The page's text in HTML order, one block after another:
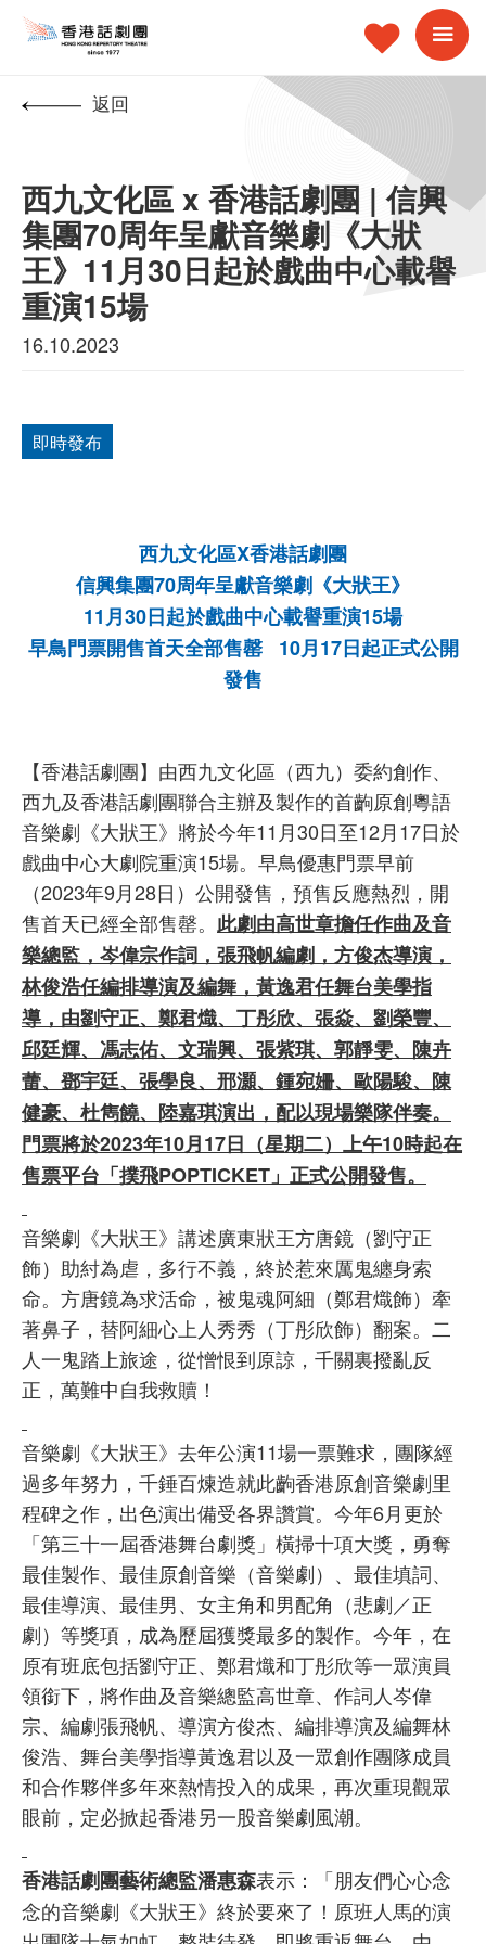
返回
西九文化區 x 香港話劇團 | 信興
集團70周年呈獻音樂劇《大狀
王》11月30日起於戲曲中心載譽
重演15場
16.10.2023
即時發布
西九文化區X香港話劇團
信興集團70周年呈獻音樂劇《大狀王》
11月30日起於戲曲中心載譽重演15場
早鳥門票開售首天全部售罄 10月17日起正式公開
發售
【香港話劇團】由西九文化區（西九）委約創作、
西九及香港話劇團聯合主辦及製作的首齣原創粵語
音樂劇《大狀王》將於今年11月30日至12月17日於
戲曲中心大劇院重演15場。早鳥優惠門票早前
（2023年9月28日）公開發售，預售反應熱烈，開
售首天已經全部售罄。 此劇由高世章擔任作曲及音
樂總監，岑偉宗作詞，張飛帆編劇，方俊杰導演，
林俊浩任編排導演及編舞，黃逸君任舞台美學指
導，由劉守正、鄭君熾、丁彤欣、張焱、劉榮豐、
邱廷輝、馮志佑、文瑞興、張紫琪、郭靜雯、陳卉
蕾、鄧宇廷、張學良、邢灝、鍾宛姍、歐陽駿、陳
健豪、杜雋饒、陸嘉琪演出，配以現場樂隊伴奏。
門票將於2023年10月17日（星期二）上午10時起在
售票平台「撲飛POPTICKET」正式公開發售。
音樂劇《大狀王》講述廣東狀王方唐鏡（劉守正
飾）助紂為虐，多行不義，終於惹來厲鬼纏身索
命。方唐鏡為求活命，被鬼魂阿細（鄭君熾飾）牽
著鼻子，替阿細心上人秀秀（丁彤欣飾）翻案。二
人一鬼踏上旅途，從憎恨到原諒，千關裏撥亂反
正，萬難中自我救贖！
音樂劇《大狀王》去年公演11場一票難求，團隊經
過多年努力，千錘百煉造就此齣香港原創音樂劇里
程碑之作，出色演出備受各界讚賞。今年6月更於
「第三十一屆香港舞台劇獎」橫掃十項大獎，勇奪
最佳製作、最佳原創音樂（音樂劇）、最佳填詞、
最佳導演、最佳男、女主角和男配角（悲劇／正
劇）等獎項，成為歷屆獲獎最多的製作。今年，在
原有班底包括劉守正、鄭君熾和丁彤欣等一眾演員
領銜下，將作曲及音樂總監高世章、作詞人岑偉
宗、編劇張飛帆、導演方俊杰、編排導演及編舞林
俊浩、舞台美學指導黃逸君以及一眾創作團隊成員
和合作夥伴多年來熱情投入的成果，再次重現觀眾
眼前，定必掀起香港另一股音樂劇風潮。
香港話劇團藝術總監潘惠森表示：「朋友們心心念
念的音樂劇《大狀王》終於要來了！原班人馬的演